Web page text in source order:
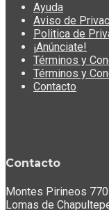
Ayuda
Aviso de
Politica de
¡Anúnciate!
Términos y
Términos y
Contacto
Contacto
Montes Pirineos 770
Lomas de